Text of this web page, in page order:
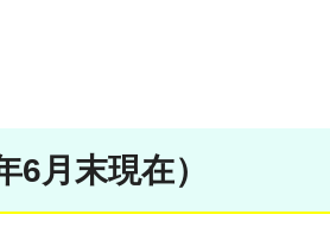
月末現在）